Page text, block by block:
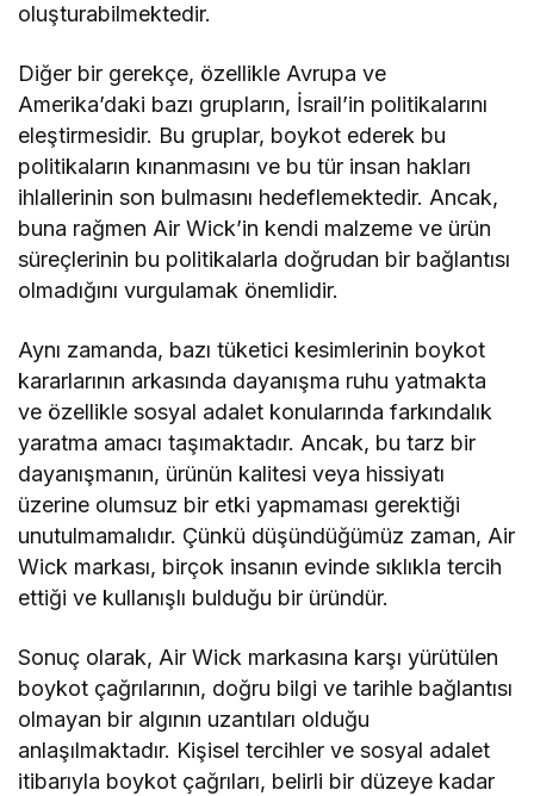
oluşturabilmektedir.
Diğer bir gerekçe, özellikle Avrupa ve
Amerika’daki bazı grupların, İsrail’in politikalarını
eleştirmesidir. Bu gruplar, boykot ederek bu
politikaların kınanmasını ve bu tür insan hakları
ihlallerinin son bulmasını hedeflemektedir. Ancak,
buna rağmen Air Wick’in kendi malzeme ve ürün
süreçlerinin bu politikalarla doğrudan bir bağlantısı
olmadığını vurgulamak önemlidir.
Aynı zamanda, bazı tüketici kesimlerinin boykot
kararlarının arkasında dayanışma ruhu yatmakta
ve özellikle sosyal adalet konularında farkındalık
yaratma amacı taşımaktadır. Ancak, bu tarz bir
dayanışmanın, ürünün kalitesi veya hissiyatı
üzerine olumsuz bir etki yapmaması gerektiği
unutulmamalıdır. Çünkü düşündüğümüz zaman, Air
Wick markası, birçok insanın evinde sıklıkla tercih
ettiği ve kullanışlı bulduğu bir üründür.
Sonuç olarak, Air Wick markasına karşı yürütülen
boykot çağrılarının, doğru bilgi ve tarihle bağlantısı
olmayan bir algının uzantıları olduğu
anlaşılmaktadır. Kişisel tercihler ve sosyal adalet
itibarıyla boykot çağrıları, belirli bir düzeye kadar